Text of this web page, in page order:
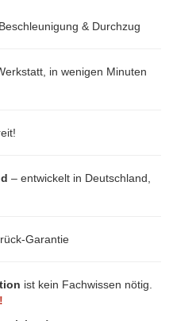
& Durchzug
in wenigen Minuten
– entwickelt in Deutschland,
Garantie
ist kein Fachwissen nötig.